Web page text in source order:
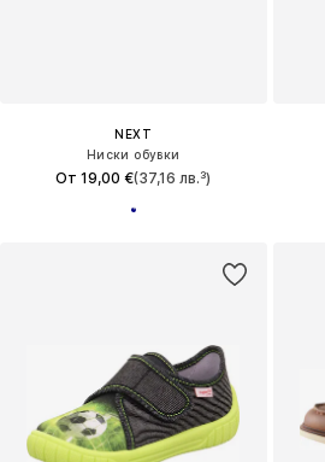
NEXT
Ниски обувки
От 19,00 €(37,16 лв.³)